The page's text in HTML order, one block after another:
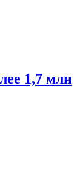
1,7 млн